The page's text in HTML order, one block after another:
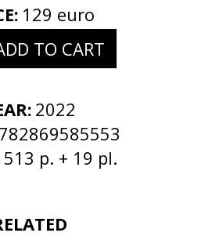
: 129 euro
TO CART
2022
513 p. + 19 pl.